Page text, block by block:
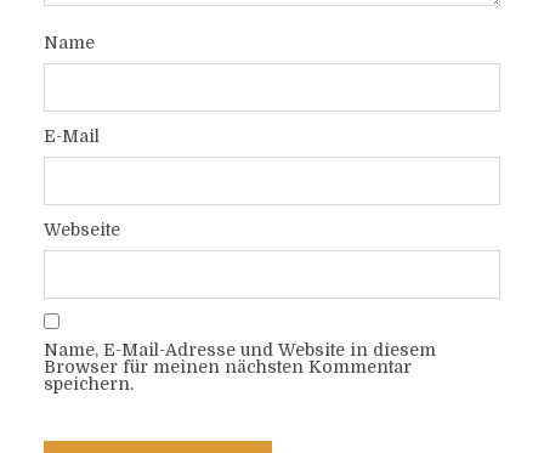
Name
E-Mail
Webseite
Name, E-Mail-Adresse und Website in diesem
Browser für meinen nächsten Kommentar
speichern.